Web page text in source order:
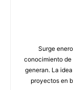
Surge
conocimiento
generan. La
proyectos en